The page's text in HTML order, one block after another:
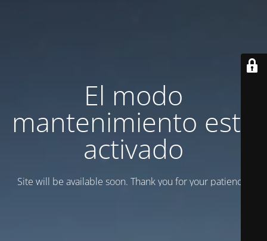
El modo
mantenimiento está
activado
Site will be available soon. Thank you for your patience!